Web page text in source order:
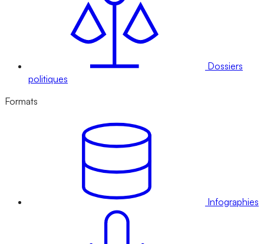
Dossiers
politiques
Formats
Infographies